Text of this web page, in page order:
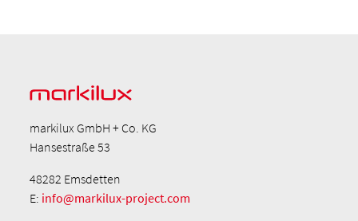
markilux GmbH + Co. KG
Hansestraße 53
48282 Emsdetten
E: info@markilux-project.com